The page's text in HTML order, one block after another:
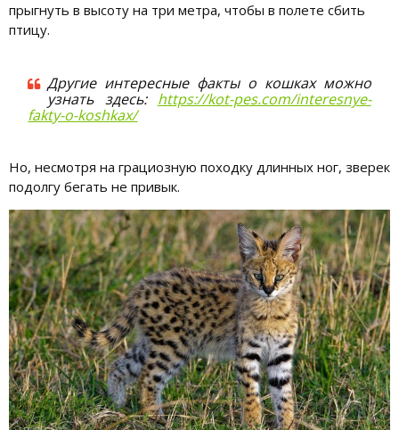
прыгнуть в высоту на три метра, чтобы в полете сбить
птицу.
Другие интересные факты о кошках можно
узнать здесь: https://kot-pes.com/interesnye-
fakty-o-koshkax/
Но, несмотря на грациозную походку длинных ног, зверек
подолгу бегать не привык.